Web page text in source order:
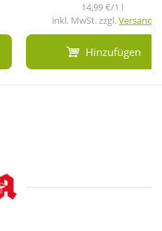
14,99 €/1 l
inkl. MwSt. zzgl.Versand
Hinzufügen